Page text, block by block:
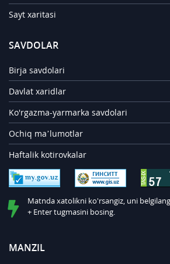
Sayt xaritasi
SAVDOLAR
Birja savdolari
Davlat xaridlar
Ko'rgazma-yarmarka savdolari
Ochiq ma’lumotlar
Haftalik kotirovkalar
Matnda xatolikni ko'rsangiz, uni
+ Enter tugmasini bosing.
MANZIL